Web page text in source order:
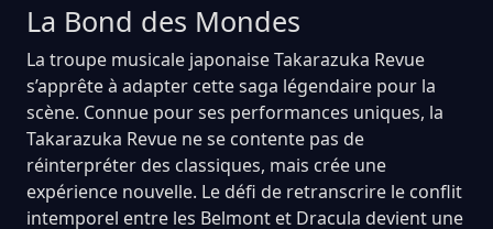
La Bond des Mondes
La troupe musicale japonaise Takarazuka Revue
s’apprête à adapter cette saga légendaire pour la
scène. Connue pour ses performances uniques, la
Takarazuka Revue ne se contente pas de
réinterpréter des classiques, mais crée une
expérience nouvelle. Le défi de retranscrire le conflit
intemporel entre les Belmont et Dracula devient une